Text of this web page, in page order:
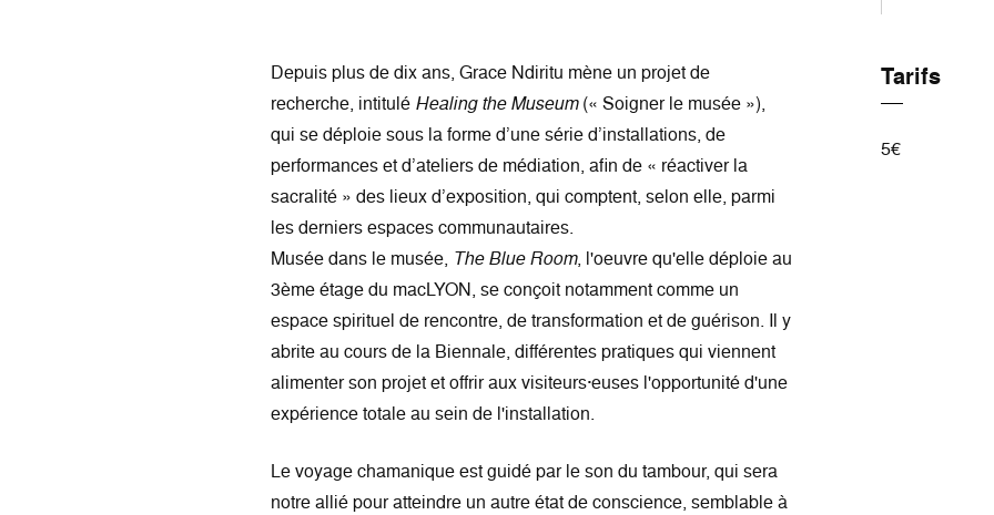
Tarifs
5€
Depuis plus de dix ans, Grace Ndiritu mène un projet de
recherche, intitulé Healing the Museum(« Soigner le musée »),
qui se déploie sous la forme d’une série d’installations, de
performances et d’ateliers de médiation, afin de « réactiver la
sacralité » des lieux d’exposition, qui comptent, selon elle, parmi
les derniers espaces communautaires.
Musée dans le musée, The Blue Room, l'oeuvre qu'elle déploie au
3ème étage du macLYON, se conçoit notamment comme un
espace spirituel de rencontre, de transformation et de guérison. Il y
abrite au cours de la Biennale, différentes pratiques qui viennent
alimenter son projet et offrir aux visiteurs·euses l'opportunité d'une
expérience totale au sein de l'installation.
Le voyage chamanique est guidé par le son du tambour, qui sera
notre allié pour atteindre un autre état de conscience, semblable à